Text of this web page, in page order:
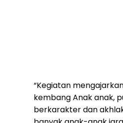
“Kegiatan
kembang Anak anak,
berkarakter dan